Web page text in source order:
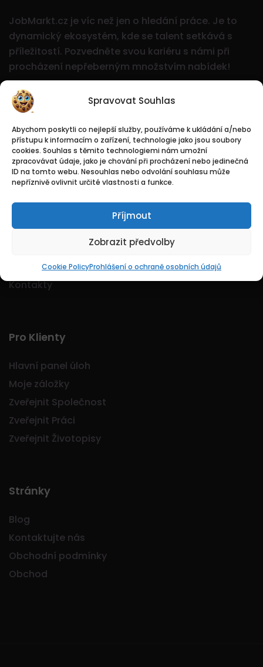
Spravovat Souhlas
Abychom poskytli co nejlepší služby, používáme k ukládání a/nebo
přístupu k informacím o zařízení, technologie jako jsou soubory
cookies. Souhlas s těmito technologiemi nám umožní
zpracovávat údaje, jako je chování při procházení nebo jedinečná
ID na tomto webu. Nesouhlas nebo odvolání souhlasu může
nepříznivě ovlivnit určité vlastnosti a funkce.
Příjmout
Zobrazit předvolby
Cookie PolicyProhlášení o ochraně osobních údajů
JobMarkt.cz je víc než jen o hledání práce. Je to
dynamický ekosystém, kde se talent setkává s
příležitostí. Pozvedněte svou kariéru s námi při
procházení nepřeberným množstvím nabídek!
Logo Jobmarkt.cz ® je registrovaná ochranná
známka.
Kontakty
Pro Klienty
Hlavní panel úloh
Moje záložky
Zveřejnit Společnost
Zveřejnit Práci
Zveřejnit Životopisy
Stránky
Blog
Kontaktujte nás
Obchodní podmínky
Obchod